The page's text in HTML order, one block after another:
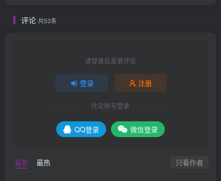
评论 共53条
请登录后发表评论
登录 注册
社交账号登录
QQ登录 微信登录
最新 最热 只看作者